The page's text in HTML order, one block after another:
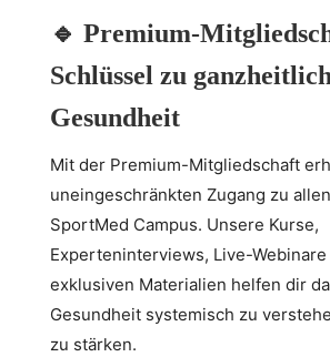
🔹 Premium-
Schlüssel zu
Gesundheit
Mit der Premium-Mitgliedschaft
uneingeschränkten Zugang zu
SportMed Campus. Unsere Kurse,
Experteninterviews, Live-Webinare
exklusiven Materialien helfen dir
Gesundheit systemisch zu
zu stärken.